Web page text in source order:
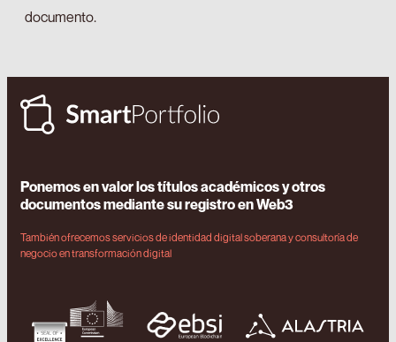
documento.
Ponemos en valor los títulos académicos y otros
documentos mediante su registro en Web3
También ofrecemos servicios de identidad digital soberana y consultoría de
negocio en transformación digital